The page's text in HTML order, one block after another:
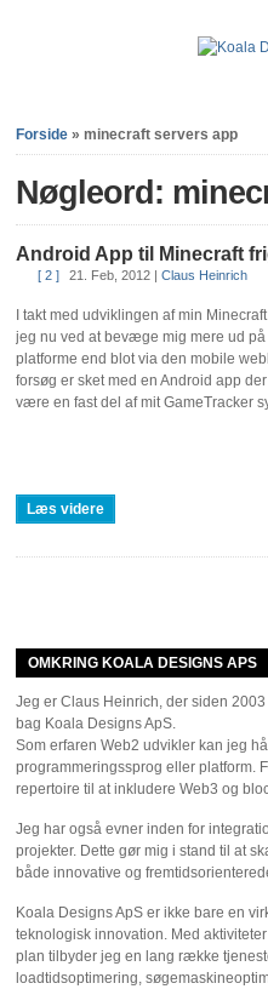
Forside »minecraft servers app
Nøgleord:
Android App til Minecraft
[ 2 ] 21. Feb, 2012 |Claus Heinrich
I takt med udviklingen af min
jeg nu ved at bevæge mig mere ud
platforme end blot via den mobile
forsøg er sket med en Android app
være en fast del af mit GameTracker
Læs videre
OMKRING KOALA DESIGNS APS
Jeg er Claus Heinrich, der siden
bag Koala Designs ApS.
Som erfaren Web2 udvikler kan jeg
programmeringssprog eller platform.
repertoire til at inkludere Web3 og
Jeg har også evner inden for
projekter. Dette gør mig i stand til at
både innovative og
Koala Designs ApS er ikke bare en
teknologisk innovation. Med
plan tilbyder jeg en lang række
loadtidsoptimering,